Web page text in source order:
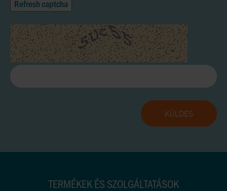
Refresh captcha
TERMÉKEK ÉS SZOLGÁLTATÁSOK